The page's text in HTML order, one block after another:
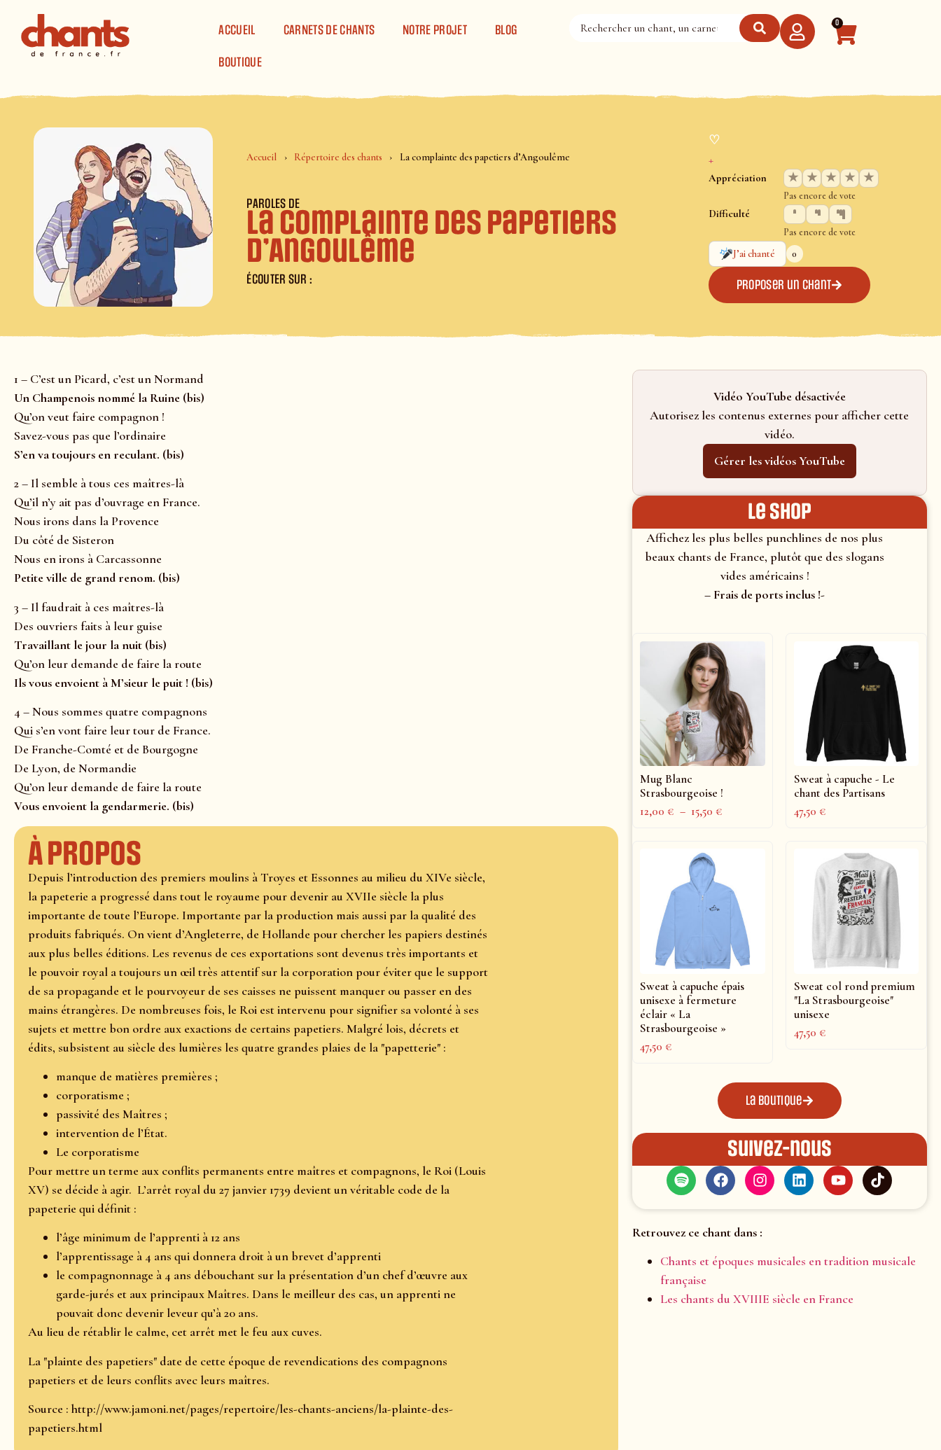
ACCUEIL
CARNETS DE CHANTS NOTRE PROJET BLOG
BOUTIQUE
0
Accueil Répertoire des chants La complainte des papetiers d’Angoulême
PAROLES DE
La complainte des papetiers
d’Angoulême
ÉCOUTER SUR :
♡
+
Appréciation ★ ★ ★ ★ ★
Pas encore de vote
Difficulté
Pas encore de vote
J’ai chanté
0
Proposer un chant
1 – C’est un Picard, c’est un Normand
Un Champenois nommé la Ruine (bis)
Qu’on veut faire compagnon !
Savez-vous pas que l’ordinaire
S’en va toujours en reculant. (bis)
2 – Il semble à tous ces maîtres-là
Qu’il n’y ait pas d’ouvrage en France.
Nous irons dans la Provence
Du côté de Sisteron
Nous en irons à Carcassonne
Petite ville de grand renom. (bis)
3 – Il faudrait à ces maîtres-là
Des ouvriers faits à leur guise
Travaillant le jour la nuit (bis)
Qu’on leur demande de faire la route
Ils vous envoient à M’sieur le puit ! (bis)
4 – Nous sommes quatre compagnons
Qui s’en vont faire leur tour de France.
De Franche-Comté et de Bourgogne
De Lyon, de Normandie
Qu’on leur demande de faire la route
Vous envoient la gendarmerie. (bis)
À propos
Depuis l’introduction des premiers moulins à Troyes et Essonnes au milieu du XIVe siècle,
la papeterie a progressé dans tout le royaume pour devenir au XVIIe siècle la plus
importante de toute l’Europe. Importante par la production mais aussi par la qualité des
produits fabriqués. On vient d’Angleterre, de Hollande pour chercher les papiers destinés
aux plus belles éditions. Les revenus de ces exportations sont devenus très importants et
le pouvoir royal a toujours un œil très attentif sur la corporation pour éviter que le support
de sa propagande et le pourvoyeur de ses caisses ne puissent manquer ou passer en des
mains étrangères. De nombreuses fois, le Roi est intervenu pour signifier sa volonté à ses
sujets et mettre bon ordre aux exactions de certains papetiers. Malgré lois, décrets et
édits, subsistent au siècle des lumières les quatre grandes plaies de la "papetterie" :
manque de matières premières ;
corporatisme ;
passivité des Maîtres ;
intervention de l’État.
Le corporatisme
Pour mettre un terme aux conflits permanents entre maîtres et compagnons, le Roi (Louis
XV) se décide à agir. L’arrêt royal du 27 janvier 1739 devient un véritable code de la
papeterie qui définit :
l’âge minimum de l’apprenti à 12 ans
l’apprentissage à 4 ans qui donnera droit à un brevet d’apprenti
le compagnonnage à 4 ans débouchant sur la présentation d’un chef d’œuvre aux
garde-jurés et aux principaux Maîtres. Dans le meilleur des cas, un apprenti ne
pouvait donc devenir leveur qu’à 20 ans.
Au lieu de rétablir le calme, cet arrêt met le feu aux cuves.
La "plainte des papetiers" date de cette époque de revendications des compagnons
papetiers et de leurs conflits avec leurs maîtres.
Source : http://www.jamoni.net/pages/repertoire/les-chants-anciens/la-plainte-des-
papetiers.html
Vidéo YouTube désactivée
Autorisez les contenus externes pour afficher cette
vidéo.
Gérer les vidéos YouTube
le shop
Affichez les plus belles punchlines de nos plus
beaux chants de France, plutôt que des slogans
vides américains !
– Frais de ports inclus !-
Mug Blanc
Strasbourgeoise !
12,00€ – 15,50€
Sweat à capuche - Le
chant des Partisans
47,50€
Sweat à capuche épais
unisexe à fermeture
éclair « La
Strasbourgeoise »
47,50€
Sweat col rond premium
"La Strasbourgeoise"
unisexe
47,50€
La boutique
Suivez-nous
Retrouvez ce chant dans :
Chants et époques musicales en tradition musicale
française
Les chants du XVIIIE siècle en France